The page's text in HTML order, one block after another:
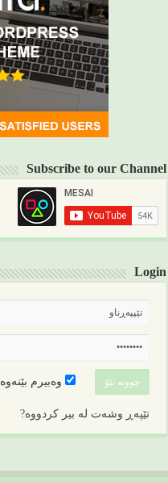
Subscribe to our Channel
Login
وەبیرم بێنەوە
تێپەڕ وشەت لە بیر کردووە?